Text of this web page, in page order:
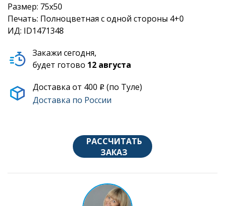
Размер: 75х50
Печать: Полноцветная с одной стороны 4+0
ИД: ID1471348
Закажи сегодня,
будет готово 12 августа
Доставка от 400 o (по Туле)
Доставка по России
РАССЧИТАТЬ
ЗАКАЗ